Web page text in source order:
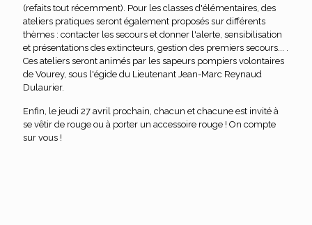
(refaits tout récemment). Pour les classes d'élémentaires, des
ateliers pratiques seront également proposés sur différents
thèmes : contacter les secours et donner l'alerte, sensibilisation
et présentations des extincteurs, gestion des premiers secours... .
Ces ateliers seront animés par les sapeurs pompiers volontaires
de Vourey, sous l'égide du Lieutenant Jean-Marc Reynaud
Dulaurier.
Enfin, le jeudi 27 avril prochain, chacun et chacune est invité à
se vêtir de rouge ou à porter un accessoire rouge ! On compte
sur vous !